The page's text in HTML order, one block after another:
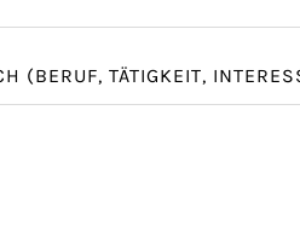
(BERUF, TÄTIGKEIT,